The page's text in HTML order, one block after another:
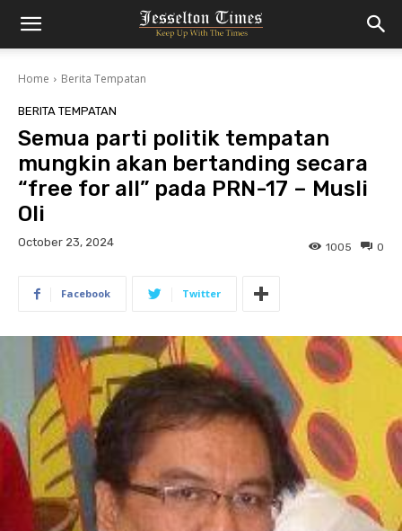
Home Berita Tempatan
BERITA TEMPATAN
Semua parti politik tempatan
mungkin akan bertanding secara
“free for all” pada PRN-17 – Musli
Oli
October 23, 2024 0
1005
Facebook Twitter